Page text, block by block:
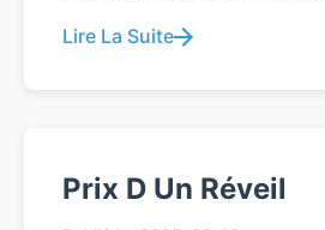
Lire La Suite
Prix D Un Réveil